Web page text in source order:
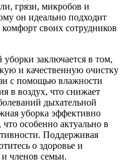
грязи, микробов и
он идеально подходит
комфорт своих сотрудников
заключается в том,
и качественную очистку
с помощью влажности
в воздух, что снижает
дыхательной
уборка эффективно
особенно актуально в
Поддерживая
о здоровье и
членов семьи.